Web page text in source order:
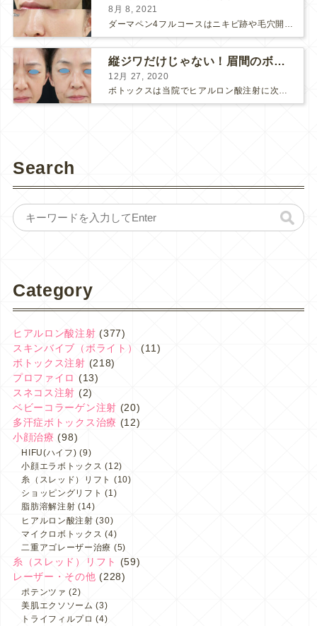
8月 8, 2021
ダーマペン4フルコースはニキビ跡や毛穴開きで悩まれている方に自信を持ってお勧めできる美肌治療です。 ↑ ダーマペン4フルコースを4回行いました。 ニキビ跡と毛穴開きが改善して肌のキメが整いまし...
縦ジワだけじゃない！眉間のボトックス注射
12月 27, 2020
ボトックスは当院でヒアルロン酸注射に次いで人気のある治療です。 私自身、美容治療が制限されていた妊娠・授乳中に一番やりたかったのはボトックスで、 「ボトックスが世の中から無くなったら困る！」と...
Search
Category
ヒアルロン酸注射 (377)
スキンバイブ（ボライト）
(11)
ボトックス注射 (218)
プロファイロ (13)
スネコス注射 (2)
ベビーコラーゲン注射 (20)
多汗症ボトックス治療 (12)
小顔治療 (98)
HIFU(ハイフ) (9)
小顔エラボトックス (12)
糸（スレッド）リフト (10)
ショッピングリフト (1)
脂肪溶解注射 (14)
ヒアルロン酸注射 (30)
マイクロボトックス (4)
二重アゴレーザー治療 (5)
糸（スレッド）リフト
(59)
レーザー・その他 (228)
ポテンツァ (2)
美肌エクソソーム (3)
トライフィルプロ (4)